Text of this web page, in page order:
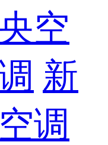
空
新
调